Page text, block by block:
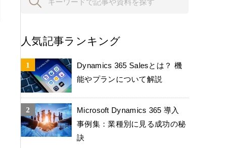
人気記事ランキング
Dynamics 365 Salesとは？ 機
能やプランについて解説
Microsoft Dynamics 365 導入
事例集：業種別に見る成功の秘
訣